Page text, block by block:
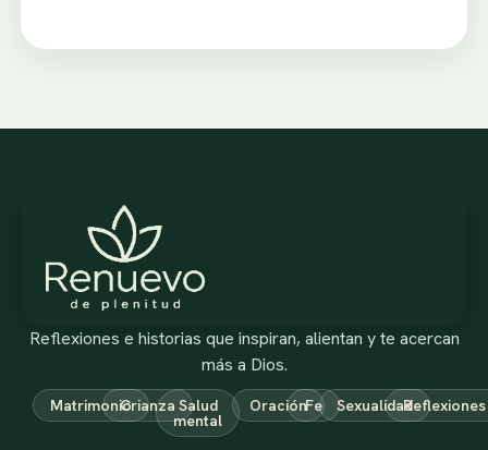
Reflexiones e historias que inspiran, alientan y te acercan
más a Dios.
MatrimonioCrianza Salud
mental
OraciónFe SexualidadReflexiones